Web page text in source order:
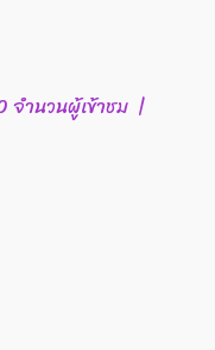
จำนวนผู้เข้าชม |